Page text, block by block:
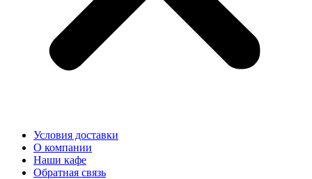
Условия доставки
О компании
Наши кафе
Обратная связь